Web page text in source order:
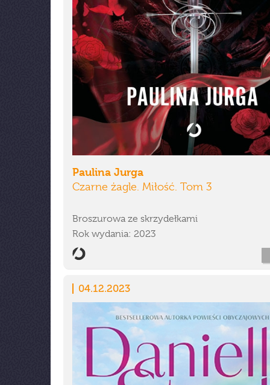
Paulina Jurga
Czarne żagle. Miłość. Tom 3
Broszurowa ze skrzydełkami
Rok wydania: 2023
04.12.2023